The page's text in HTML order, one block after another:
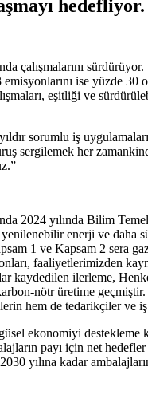
hedefliyor.
çalışmalarını
ise yüzde
eşitliği ve
sorumlu iş
sergilemek her
2024 yılında Bilim
enerji ve daha
1 ve Kapsam 2 sera
faaliyetlerimizden
kaydedilen ilerleme,
nötr üretime
hem de tedarikçiler ve
ekonomiyi
payı için net
yılına kadar